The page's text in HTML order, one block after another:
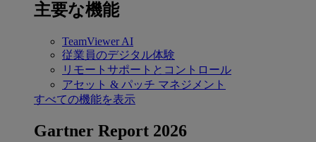
主要な機能
TeamViewer AI
従業員のデジタル体験
リモートサポートとコントロール
アセット & パッチ マネジメント
すべての機能を表示
Gartner Report 2026